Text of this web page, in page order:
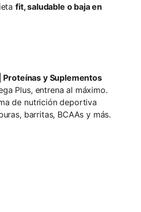
fit, saludable o baja en
Proteínas y Suplementos
Plus, entrena al máximo.
de nutrición deportiva
barritas, BCAAs y más.